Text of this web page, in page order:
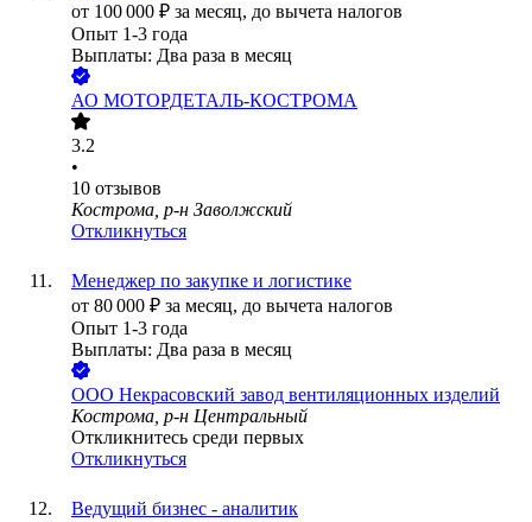
от 100 000 ₽ за месяц, до вычета налогов
Опыт 1-3 года
Выплаты: Два раза в месяц
АО МОТОРДЕТАЛЬ-КОСТРОМА
3.2
•
10 отзывов
Кострома, р-н Заволжский
Откликнуться
Менеджер по закупке и логистике
от 80 000 ₽ за месяц, до вычета налогов
Опыт 1-3 года
Выплаты: Два раза в месяц
ООО Некрасовский завод вентиляционных изделий
Кострома, р-н Центральный
Откликнитесь среди первых
Откликнуться
Ведущий бизнес - аналитик